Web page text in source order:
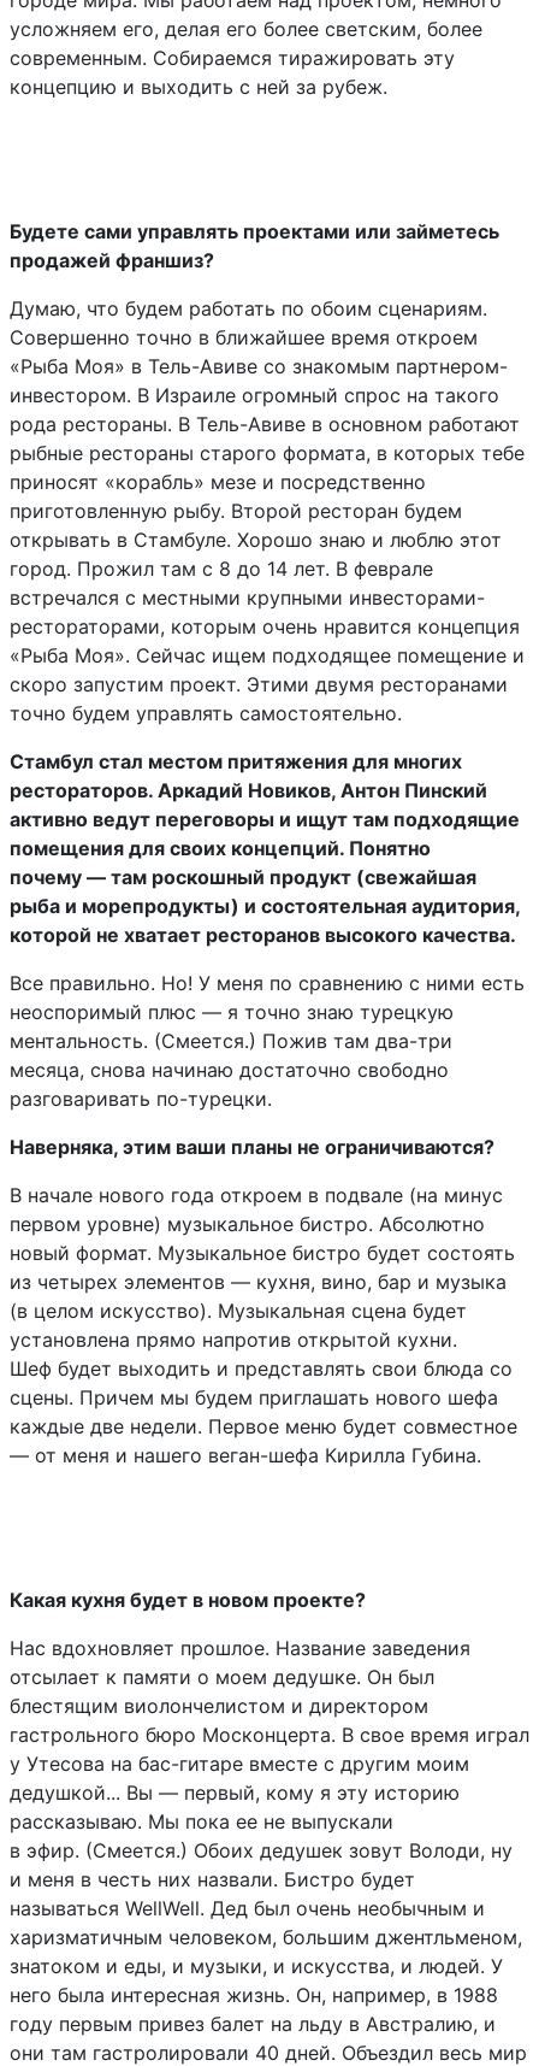
усложняем его, делая его более светским, более
современным. Собираемся тиражировать эту
концепцию и выходить с ней за рубеж.
Будете сами управлять проектами или займетесь
продажей франшиз?
Думаю, что будем работать по обоим сценариям.
Совершенно точно в ближайшее время откроем
«Рыба Моя» в Тель-Авиве со знакомым партнером-
инвестором. В Израиле огромный спрос на такого
рода рестораны. В Тель-Авиве в основном работают
рыбные рестораны старого формата, в которых тебе
приносят «корабль» мезе и посредственно
приготовленную рыбу. Второй ресторан будем
открывать в Стамбуле. Хорошо знаю и люблю этот
город. Прожил там с 8 до 14 лет. В феврале
встречался с местными крупными инвесторами-
рестораторами, которым очень нравится концепция
«Рыба Моя». Сейчас ищем подходящее помещение и
скоро запустим проект. Этими двумя ресторанами
точно будем управлять самостоятельно.
Стамбул стал местом притяжения для многих
рестораторов. Аркадий Новиков, Антон Пинский
активно ведут переговоры и ищут там подходящие
помещения для своих концепций. Понятно
почему — там роскошный продукт (свежайшая
рыба и морепродукты) и состоятельная аудитория,
которой не хватает ресторанов высокого качества.
Все правильно. Но! У меня по сравнению с ними есть
неоспоримый плюс — я точно знаю турецкую
ментальность. (Смеется.) Пожив там два-три
месяца, снова начинаю достаточно свободно
разговаривать по-турецки.
Наверняка, этим ваши планы не ограничиваются?
В начале нового года откроем в подвале (на минус
первом уровне) музыкальное бистро. Абсолютно
новый формат. Музыкальное бистро будет состоять
из четырех элементов — кухня, вино, бар и музыка
(в целом искусство). Музыкальная сцена будет
установлена прямо напротив открытой кухни.
Шеф будет выходить и представлять свои блюда со
сцены. Причем мы будем приглашать нового шефа
каждые две недели. Первое меню будет совместное
— от меня и нашего веган-шефа Кирилла Губина.
Какая кухня будет в новом проекте?
Нас вдохновляет прошлое. Название заведения
отсылает к памяти о моем дедушке. Он был
блестящим виолончелистом и директором
гастрольного бюро Москонцерта. В свое время играл
у Утесова на бас-гитаре вместе с другим моим
дедушкой... Вы — первый, кому я эту историю
рассказываю. Мы пока ее не выпускали
в эфир. (Смеется.) Обоих дедушек зовут Володи, ну
и меня в честь них назвали. Бистро будет
называться WellWell. Дед был очень необычным и
харизматичным человеком, большим джентльменом,
знатоком и еды, и музыки, и искусства, и людей. У
него была интересная жизнь. Он, например, в 1988
году первым привез балет на льду в Австралию, и
они там гастролировали 40 дней. Объездил весь мир